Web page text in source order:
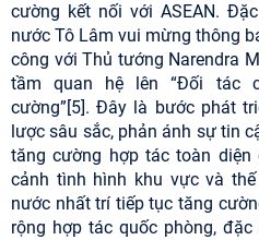
cường kết nối với ASEAN.
nước Tô Lâm vui mừng thông
công với Thủ tướng Narendra
tầm quan hệ lên “Đối tác
cường”[5]. Đây là bước phát
lược sâu sắc, phản ánh sự tin
tăng cường hợp tác toàn
cảnh tình hình khu vực và
nước nhất trí tiếp tục tăng
rộng hợp tác quốc phòng,